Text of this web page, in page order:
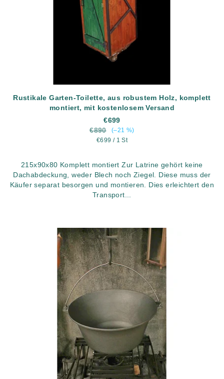
Rustikale Garten-Toilette, aus robustem Holz, komplett
montiert, mit kostenlosem Versand
€699
€890
(–21 %)
Verkaufspreis:
€699 / 1 St
215x90x80 Komplett montiert Zur Latrine gehört keine
Dachabdeckung, weder Blech noch Ziegel. Diese muss der
Käufer separat besorgen und montieren. Dies erleichtert den
Transport...